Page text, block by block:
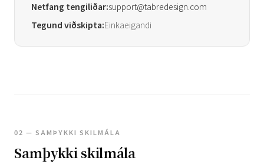
Netfang tengiliðar:support@tabredesign.com
Tegund viðskipta:Einkaeigandi
02 — SAMÞYKKI SKILMÁLA
Samþykki skilmála